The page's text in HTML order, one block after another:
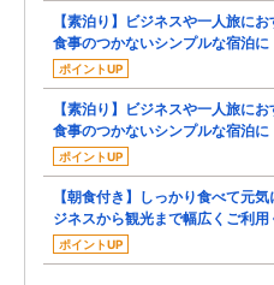
【素泊り】ビジネスや一人旅に
食事のつかないシンプルな宿泊に
ポイントUP
【素泊り】ビジネスや一人旅に
食事のつかないシンプルな宿泊に
ポイントUP
【朝食付き】しっかり食べて元
ジネスから観光まで幅広くご利用
ポイントUP